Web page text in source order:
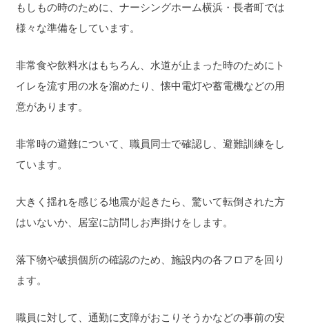
もしもの時のために、ナーシングホーム横浜・長者町では
様々な準備をしています。
非常食や飲料水はもちろん、水道が止まった時のためにト
イレを流す用の水を溜めたり、懐中電灯や蓄電機などの用
意があります。
非常時の避難について、職員同士で確認し、避難訓練をし
ています。
大きく揺れを感じる地震が起きたら、驚いて転倒された方
はいないか、居室に訪問しお声掛けをします。
落下物や破損個所の確認のため、施設内の各フロアを回り
ます。
職員に対して、通勤に支障がおこりそうかなどの事前の安